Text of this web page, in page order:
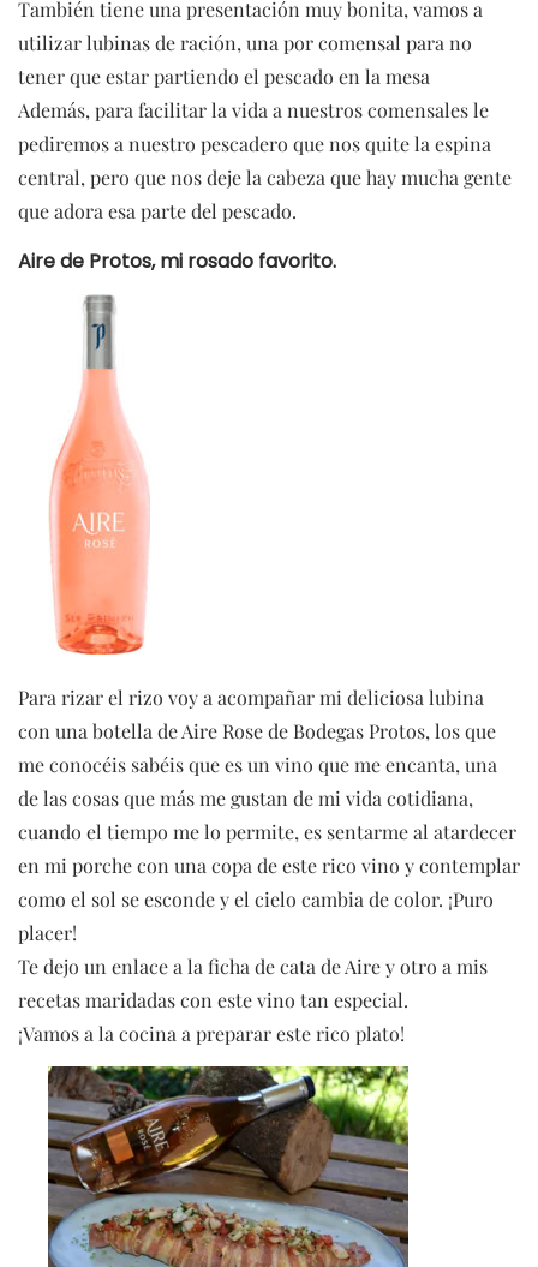
También tiene una presentación muy bonita, vamos a
utilizar lubinas de ración, una por comensal para no
tener que estar partiendo el pescado en la mesa
Además, para facilitar la vida a nuestros comensales le
pediremos a nuestro pescadero que nos quite la espina
central, pero que nos deje la cabeza que hay mucha gente
que adora esa parte del pescado.
Aire de Protos, mi rosado favorito.
Para rizar el rizo voy a acompañar mi deliciosa lubina
con una botella de Aire Rose de Bodegas Protos, los que
me conocéis sabéis que es un vino que me encanta, una
de las cosas que más me gustan de mi vida cotidiana,
cuando el tiempo me lo permite, es sentarme al atardecer
en mi porche con una copa de este rico vino y contemplar
como el sol se esconde y el cielo cambia de color. ¡Puro
placer!
Te dejo un enlace a la ficha de cata de Aire y otro a mis
recetas maridadas con este vino tan especial.
¡Vamos a la cocina a preparar este rico plato!